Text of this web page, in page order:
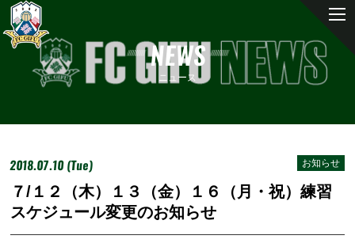
NEWS
ニュース
2018.07.10 (Tue) お知らせ
７/１２（木）１３（金）１６（月・祝）練習
スケジュール変更のお知らせ